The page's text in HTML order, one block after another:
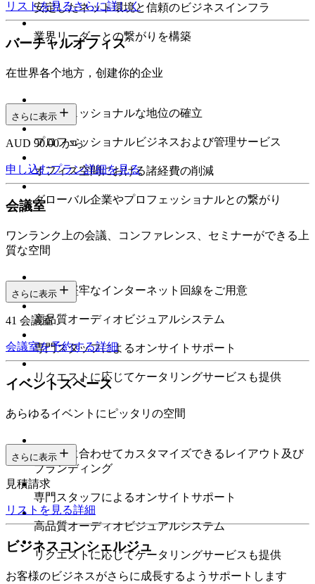
安定したネット環境と信頼のビジネスインフラ
業界リーダーとの繋がりを構築
リストを見るさらに詳しく
バーチャルオフィス
在世界各个地方，创建你的企业
プロフェッショナルな地位の確立
プロフェッショナルビジネスおよび管理サービス
オフィス空間における諸経費の削減
グローバル企業やプロフェッショナルとの繋がり
さらに表示
AUD 90.00 から
申し込むプラン詳細を見る
会議室
ワンランク上の会議、コンファレンス、セミナーができる上
質な空間
高速で堅牢なインターネット回線をご用意
高品質オーディオビジュアルシステム
専門スタッフによるオンサイトサポート
リクエストに応じてケータリングサービスも提供
さらに表示
41 会議室
会議室を予約する詳細
イベントスペース
あらゆるイベントにピッタリの空間
ニーズに合わせてカスタマイズできるレイアウト及び
ブランディング
専門スタッフによるオンサイトサポート
高品質オーディオビジュアルシステム
リクエストに応じてケータリングサービスも提供
さらに表示
見積請求
リストを見る詳細
ビジネスコンシェルジュ
お客様のビジネスがさらに成長するようサポートします